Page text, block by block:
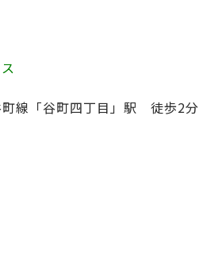
町線「谷町四丁目」駅 徒歩2分